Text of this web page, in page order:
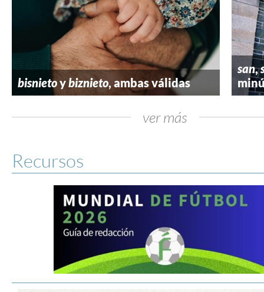
bisnietoybiznieto, ambas válidas
san,
ver más
Recursos